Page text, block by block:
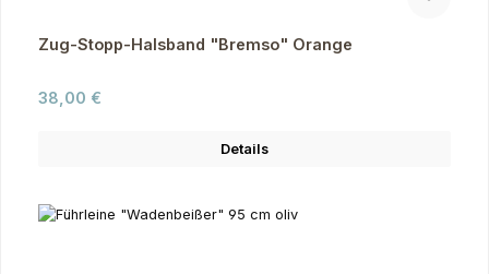
Zug-Stopp-Halsband "Bremso" Orange
Regulärer Preis:
38,00 €
Details